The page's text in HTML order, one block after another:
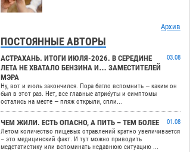
Архив
ПОСТОЯННЫЕ АВТОРЫ
АСТРАХАНЬ. ИТОГИ ИЮЛЯ-2026. В СЕРЕДИНЕ
ЛЕТА НЕ ХВАТАЛО БЕНЗИНА И… ЗАМЕСТИТЕЛЕЙ
МЭРА
03.08
Ну, вот и июль закончился. Пора бегло вспомнить — каким он
был в этот раз. Нет, все главные атрибуты и симптомы
остались на месте — пляж открыли, спли...
ЧЕМ ЖИЛИ. ЕСТЬ ОПАСНО, А ПИТЬ – ТЕМ БОЛЕЕ
01.08
Летом количество пищевых отравлений кратно увеличивается
– это медицинский факт. И тут можно приводить
медстатистику или вспоминать недавнюю ситуацию ...